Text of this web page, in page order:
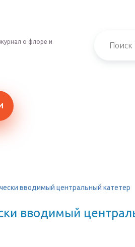
о флоре и
вводимый центральный катетер
вводимый